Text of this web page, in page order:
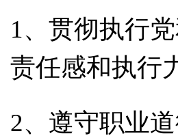
贯彻执行党
责任感和执行
遵守职业道